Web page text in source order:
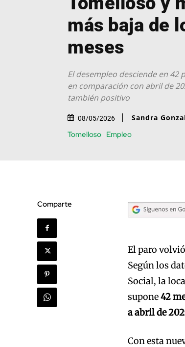
más baja de
meses
El desempleo desciende en 42
en comparación con abril de
también positivo
08/05/2026 Sandra
Tomelloso Empleo
Comparte
El paro
Según los
Social, la
supone42
a abril de
Con esta